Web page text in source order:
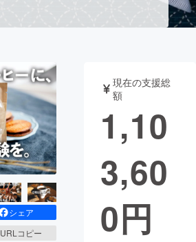
シェア
URLコピー
現在の支援総
額
1,10
3,60
0円